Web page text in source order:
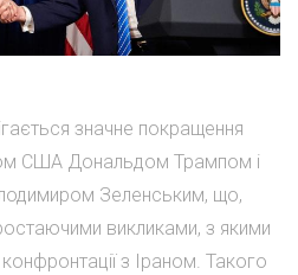
значне покращення
США Дональдом Трампом і
Зеленським, що,
викликами, з якими
з Іраном. Такого